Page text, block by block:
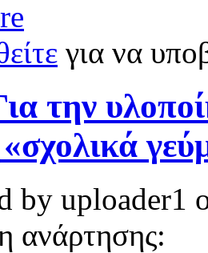
για να
την
«σχολικά
by uploader1
ανάρτησης: